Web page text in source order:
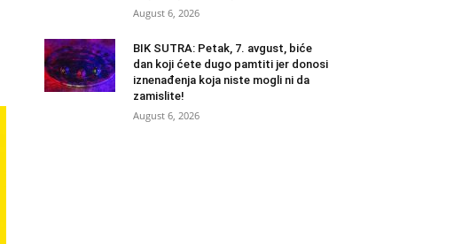
August 6, 2026
BIK SUTRA: Petak, 7. avgust, biće
dan koji ćete dugo pamtiti jer donosi
iznenađenja koja niste mogli ni da
zamislite!
August 6, 2026